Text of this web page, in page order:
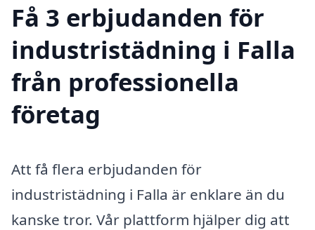
Få 3 erbjudanden för
industristädning i Falla
från professionella
företag
Att få flera erbjudanden för
industristädning i Falla är enklare än du
kanske tror. Vår plattform hjälper dig att